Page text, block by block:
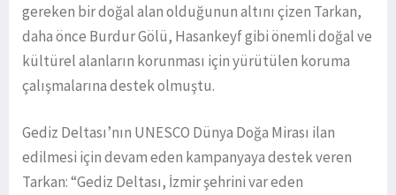
gereken bir doğal alan olduğunun altını çizen Tarkan,
daha önce Burdur Gölü, Hasankeyf gibi önemli doğal ve
kültürel alanların korunması için yürütülen koruma
çalışmalarına destek olmuştu.
Gediz Deltası’nın UNESCO Dünya Doğa Mirası ilan
edilmesi için devam eden kampanyaya destek veren
Tarkan: “Gediz Deltası, İzmir şehrini var eden